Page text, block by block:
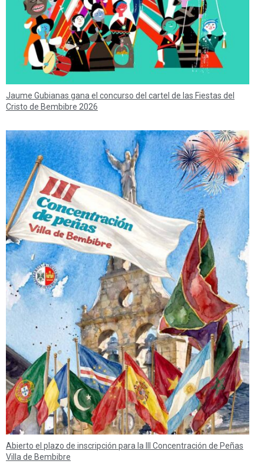
Jaume Gubianas gana el concurso del cartel de las Fiestas del
Cristo de Bembibre 2026
Abierto el plazo de inscripción para la III Concentración de Peñas
Villa de Bembibre